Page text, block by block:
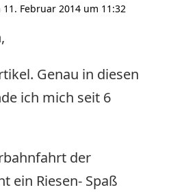
11. Februar 2014 um 11:32
Genau in diesen
ich mich seit 6
der
ein Riesen- Spaß